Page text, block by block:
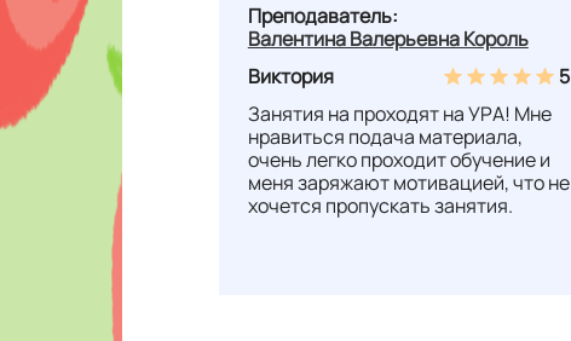
Преподаватель:
Валентина Валерьевна Король
Виктория
5
Занятия на проходят на УРА! Мне
нравиться подача материала,
очень легко проходит обучение и
меня заряжают мотивацией, что не
хочется пропускать занятия.